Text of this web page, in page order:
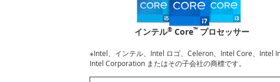
インテル®Core™プロセッサー
※Intel、インテル、Intel ロゴ、Celeron、Intel Core、Intel
Intel Corporation またはその子会社の商標です。